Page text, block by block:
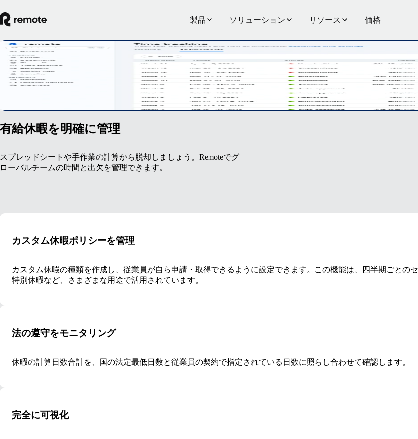
製品 ソリューション リソース 価格
勤怠管理の記録
チームメンバーの拠点がどこであっても、あらゆるタイムゾーンで勤務時間と出欠を記録します。
有給休暇を明確に管理
スプレッドシートや手作業の計算から脱却しましょう。Remoteでグ
ローバルチームの時間と出欠を管理できます。
カスタム休暇ポリシーを管理
カスタム休暇の種類を作成し、従業員が自ら申請・取得できるように設定できます。この機能は、四半期ごとの
特別休暇など、さまざまな用途で活用されています。
法の遵守をモニタリング
休暇の計算日数合計を、国の法定最低日数と従業員の契約で指定されている日数に照らし合わせて確認します。
完全に可視化